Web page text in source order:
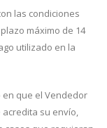
las condiciones
máximo de 14
utilizado en la
en que el Vendedor
su envío,